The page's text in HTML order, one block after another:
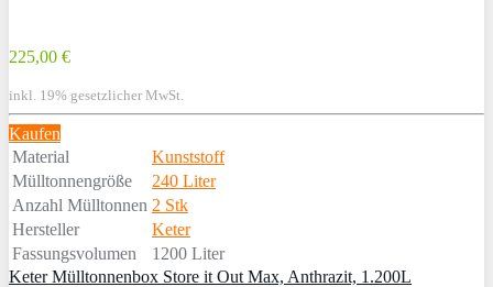
225,00 €
inkl. 19% gesetzlicher MwSt.
Kaufen
Material
Kunststoff
Mülltonnengröße
240 Liter
Anzahl Mülltonnen 2 Stk
Hersteller
Keter
Fassungsvolumen
1200 Liter
Keter Mülltonnenbox Store it Out Max, Anthrazit, 1.200L